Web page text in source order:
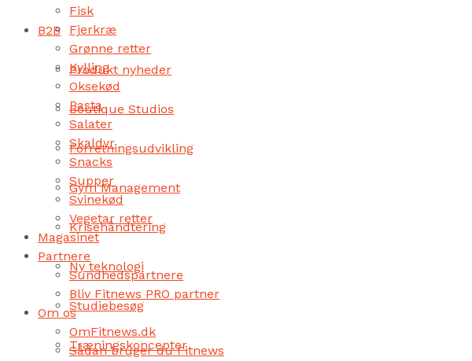
B2B
Produkt nyheder
Boutique Studios
Forretningsudvikling
Gym Management
Krisehåndtering
Ny teknologi
Studiebesøg
Træningskoncepter
Fisk
Fjerkræ
Grønne retter
Kylling
Oksekød
Pasta
Salater
Skaldyr
Snacks
Supper
Svinekød
Vegetar retter
Magasinet
Partnere
Sundhedspartnere
Bliv Fitnews PRO partner
Om os
OmFitnews.dk
Sådan bruger du Fitnews